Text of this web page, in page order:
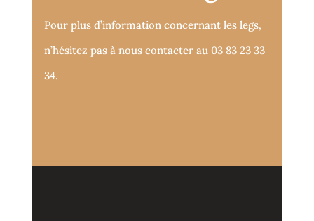
Pour plus d’information concernant les legs,
n’hésitez pas à nous contacter au 03 83 23 33
34.